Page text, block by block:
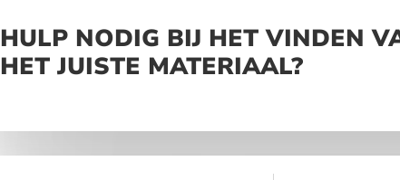
HULP NODIG BIJ HET VINDEN
HET JUISTE MATERIAAL?